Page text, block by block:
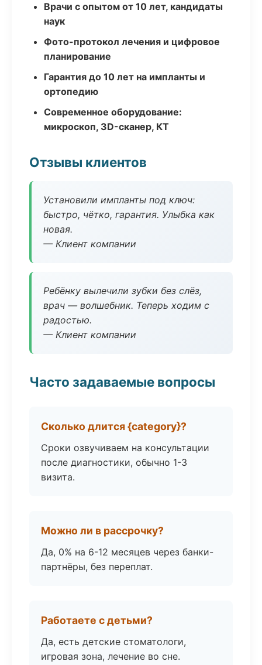
Врачи с опытом от 10 лет, кандидаты
наук
Фото-протокол лечения и цифровое
планирование
Гарантия до 10 лет на импланты и
ортопедию
Современное оборудование:
микроскоп, 3D-сканер, КТ
Отзывы клиентов
Установили импланты под ключ:
быстро, чётко, гарантия. Улыбка как
новая.
— Клиент компании
Ребёнку вылечили зубки без слёз,
врач — волшебник. Теперь ходим с
радостью.
— Клиент компании
Часто задаваемые вопросы
Сколько длится {category}?
Сроки озвучиваем на консультации
после диагностики, обычно 1-3
визита.
Можно ли в рассрочку?
Да, 0% на 6-12 месяцев через банки-
партнёры, без переплат.
Работаете с детьми?
Да, есть детские стоматологи,
игровая зона, лечение во сне.